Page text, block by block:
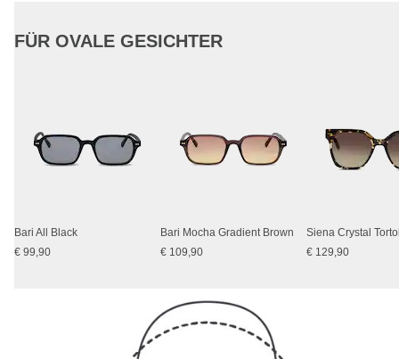
FÜR OVALE GESICHTER
Bari All Black
€ 99,90
Bari Mocha Gradient Brown
€ 109,90
Siena Crystal
€ 129,90